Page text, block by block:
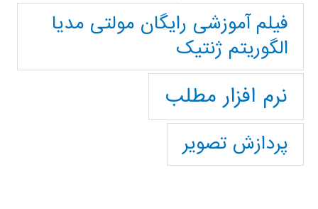
فیلم آموزشی رایگان مولتی مدیا
الگوریتم ژنتیک
نرم افزار مطلب
پردازش تصویر